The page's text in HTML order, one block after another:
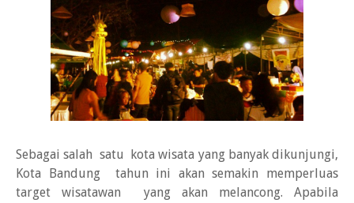
Sebagai salah satu kota wisata yang banyak dikunjungi,
Kota Bandung tahun ini akan semakin memperluas
target wisatawan yang akan melancong. Apabila